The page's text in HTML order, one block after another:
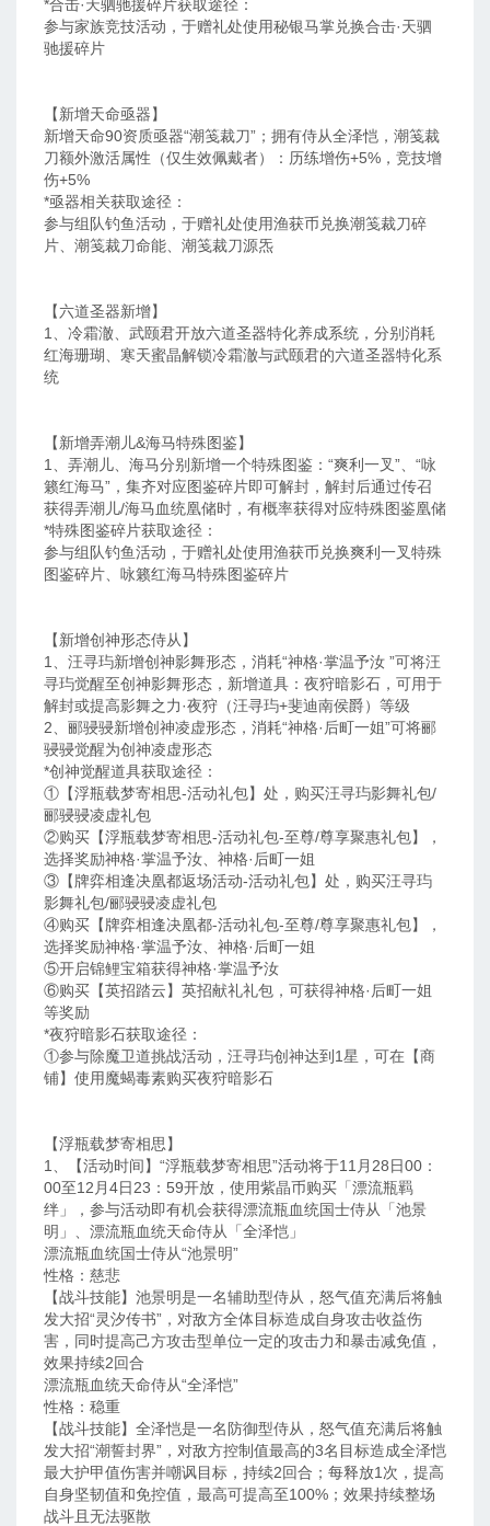
*合击·天驷驰援碎片获取途径：
参与家族竞技活动，于赠礼处使用秘银马掌兑换合击·天驷
驰援碎片
【新增天命亟器】
新增天命90资质亟器“潮笺裁刀”；拥有侍从全泽恺，潮笺裁
刀额外激活属性（仅生效佩戴者）：历练增伤+5%，竞技增
伤+5%
*亟器相关获取途径：
参与组队钓鱼活动，于赠礼处使用渔获币兑换潮笺裁刀碎
片、潮笺裁刀命能、潮笺裁刀源炁
【六道圣器新增】
1、冷霜澈、武颐君开放六道圣器特化养成系统，分别消耗
红海珊瑚、寒天蜜晶解锁冷霜澈与武颐君的六道圣器特化系
统
【新增弄潮儿&海马特殊图鉴】
1、弄潮儿、海马分别新增一个特殊图鉴：“爽利一叉”、“咏
籁红海马”，集齐对应图鉴碎片即可解封，解封后通过传召
获得弄潮儿/海马血统凰储时，有概率获得对应特殊图鉴凰储
*特殊图鉴碎片获取途径：
参与组队钓鱼活动，于赠礼处使用渔获币兑换爽利一叉特殊
图鉴碎片、咏籁红海马特殊图鉴碎片
【新增创神形态侍从】
1、汪寻玙新增创神影舞形态，消耗“神格·掌温予汝 ”可将汪
寻玙觉醒至创神影舞形态，新增道具：夜狩暗影石，可用于
解封或提高影舞之力·夜狩（汪寻玙+斐迪南侯爵）等级
2、郦骎骎新增创神凌虚形态，消耗“神格·后町一姐”可将郦
骎骎觉醒为创神凌虚形态
*创神觉醒道具获取途径：
①【浮瓶载梦寄相思-活动礼包】处，购买汪寻玙影舞礼包/
郦骎骎凌虚礼包
②购买【浮瓶载梦寄相思-活动礼包-至尊/尊享聚惠礼包】，
选择奖励神格·掌温予汝、神格·后町一姐
③【牌弈相逢决凰都返场活动-活动礼包】处，购买汪寻玙
影舞礼包/郦骎骎凌虚礼包
④购买【牌弈相逢决凰都-活动礼包-至尊/尊享聚惠礼包】，
选择奖励神格·掌温予汝、神格·后町一姐
⑤开启锦鲤宝箱获得神格·掌温予汝
⑥购买【英招踏云】英招献礼礼包，可获得神格·后町一姐
等奖励
*夜狩暗影石获取途径：
①参与除魔卫道挑战活动，汪寻玙创神达到1星，可在【商
铺】使用魔蝎毒素购买夜狩暗影石
【浮瓶载梦寄相思】
1、【活动时间】“浮瓶载梦寄相思”活动将于11月28日00：
00至12月4日23：59开放，使用紫晶币购买「漂流瓶羁
绊」，参与活动即有机会获得漂流瓶血统国士侍从「池景
明」、漂流瓶血统天命侍从「全泽恺」
漂流瓶血统国士侍从“池景明”
性格：慈悲
【战斗技能】池景明是一名辅助型侍从，怒气值充满后将触
发大招“灵汐传书”，对敌方全体目标造成自身攻击收益伤
害，同时提高己方攻击型单位一定的攻击力和暴击减免值，
效果持续2回合
漂流瓶血统天命侍从“全泽恺”
性格：稳重
【战斗技能】全泽恺是一名防御型侍从，怒气值充满后将触
发大招“潮誓封界”，对敌方控制值最高的3名目标造成全泽恺
最大护甲值伤害并嘲讽目标，持续2回合；每释放1次，提高
自身坚韧值和免控值，最高可提高至100%；效果持续整场
战斗且无法驱散